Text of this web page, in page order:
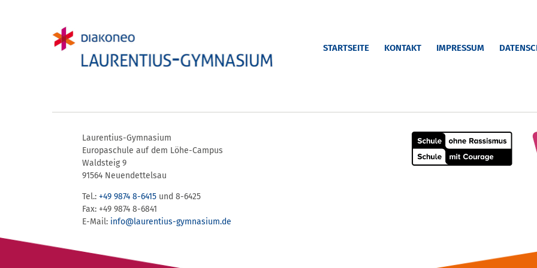
STARTSEITE KONTAKT IMPRESSUM
Laurentius-Gymnasium
Europaschule auf dem Löhe-Campus
Waldsteig 9
91564 Neuendettelsau
Tel.: +49 9874 8-6415und 8-6425
Fax: +49 9874 8-6841
E-Mail: info@laurentius-gymnasium.de